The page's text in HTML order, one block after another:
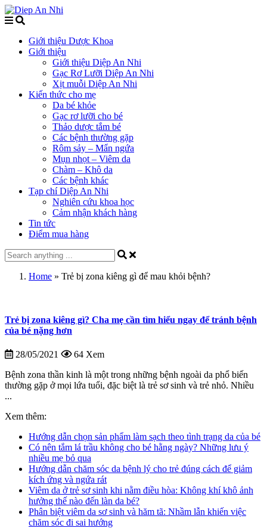
Giới thiệu Dược Khoa
Giới thiệu
Giới thiệu Diệp An Nhi
Gạc Rơ Lưỡi Diệp An Nhi
Xịt muỗi Diệp An Nhi
Kiến thức cho mẹ
Da bé khỏe
Gạc rơ lưỡi cho bé
Thảo dược tắm bé
Các bệnh thường gặp
Rôm sảy – Mẩn ngứa
Mụn nhọt – Viêm da
Chàm – Khô da
Các bệnh khác
Tạp chí Diệp An Nhi
Nghiên cứu khoa học
Cảm nhận khách hàng
Tin tức
Điểm mua hàng
Home » Trẻ bị zona kiêng gì để mau khỏi bệnh?
Trẻ bị zona kiêng gì? Cha mẹ cần tìm hiểu ngay để tránh bệnh
của bé nặng hơn
28/05/2021 64 Xem
Bệnh zona thần kinh là một trong những bệnh ngoài da phổ biến
thường gặp ở mọi lứa tuổi, đặc biệt là trẻ sơ sinh và trẻ nhỏ. Nhiều
...
Xem thêm:
Hướng dẫn chọn sản phẩm làm sạch theo tình trạng da của bé
Có nên tắm lá trầu không cho bé hằng ngày? Những lưu ý
nhiều mẹ bỏ qua
Hướng dẫn chăm sóc da bệnh lý cho trẻ đúng cách để giảm
kích ứng và ngứa rát
Viêm da ở trẻ sơ sinh khi nằm điều hòa: Không khí khô ảnh
hưởng thế nào đến làn da bé?
Phân biệt viêm da sơ sinh và hăm tã: Nhầm lẫn khiến việc
chăm sóc đi sai hướng